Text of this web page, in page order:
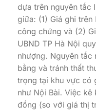
dựa trên nguyên tắc
giữa: (1) Giá ghi
công chứng và (2)
UBND TP Hà Nội
nhượng. Nguyên tắc
bằng và tránh thất
trọng tại khu vực có
như Nội Bài. Việc
đồng (so với giá thị